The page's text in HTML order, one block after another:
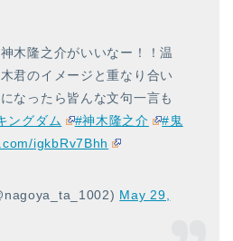
木隆之介がいいなー！！温
君のイメージと重なり合い
なったら皆んな文句一言も
ングダム #神木隆之介
#鬼
igkbRv7Bhh
May 29,